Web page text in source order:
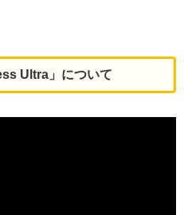
Ultra」について